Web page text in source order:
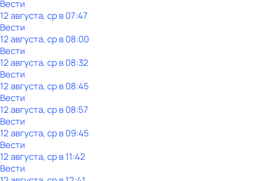
Вести
12 августа, ср в 07:47
Вести
12 августа, ср в 08:00
Вести
12 августа, ср в 08:32
Вести
12 августа, ср в 08:45
Вести
12 августа, ср в 08:57
Вести
12 августа, ср в 09:45
Вести
12 августа, ср в 11:42
Вести